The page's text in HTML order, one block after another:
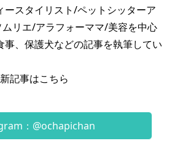
ースタイリスト/ペットシッターア
ムリエ/アラフォーママ/美容を中心
事、保護犬などの記事を執筆してい
記事はこちら
：@ochapichan